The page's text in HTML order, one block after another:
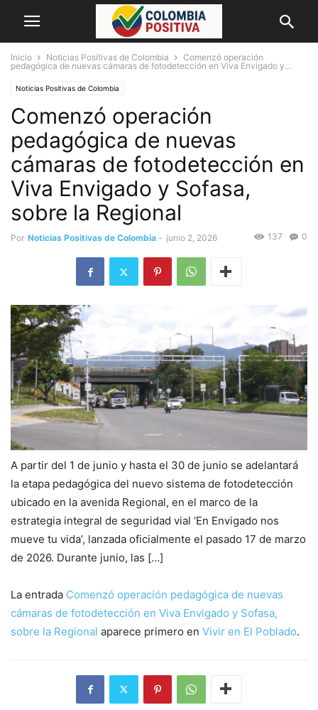
Inicio Noticias Positivas de Colombia
Comenzó operación
pedagógica de nuevas cámaras de fotodetección en Viva Envigado y...
Noticias Positivas de Colombia
Comenzó operación
pedagógica de nuevas
cámaras de fotodetección en
Viva Envigado y Sofasa,
sobre la Regional
Por Noticias Positivas de Colombia - junio 2, 2026 0
137
A partir del 1 de junio y hasta el 30 de junio se adelantará
la etapa pedagógica del nuevo sistema de fotodetección
ubicado en la avenida Regional, en el marco de la
estrategia integral de seguridad vial ‘En Envigado nos
mueve tu vida’, lanzada oficialmente el pasado 17 de marzo
de 2026. Durante junio, las […]
La entrada Comenzó operación pedagógica de nuevas
cámaras de fotodetección en Viva Envigado y Sofasa,
sobre la Regional aparece primero en Vivir en El Poblado.